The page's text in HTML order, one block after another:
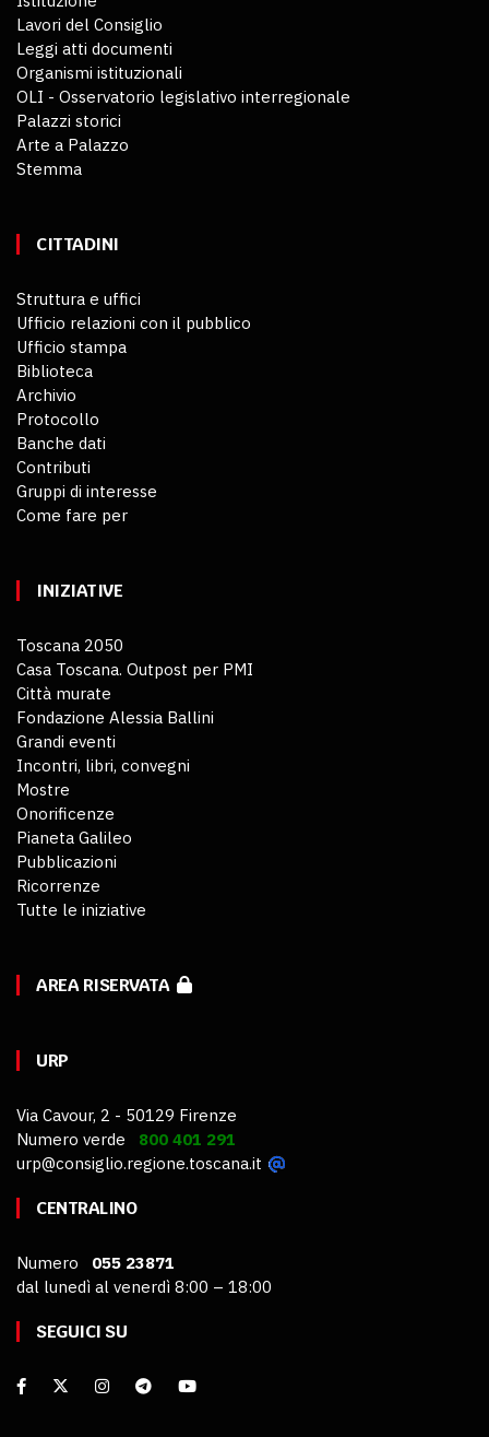
Lavori del Consiglio
Leggi atti documenti
Organismi istituzionali
OLI - Osservatorio legislativo interregionale
Palazzi storici
Arte a Palazzo
Stemma
CITTADINI
Struttura e uffici
Ufficio relazioni con il pubblico
Ufficio stampa
Biblioteca
Archivio
Protocollo
Banche dati
Contributi
Gruppi di interesse
Come fare per
INIZIATIVE
Toscana 2050
Casa Toscana. Outpost per PMI
Città murate
Fondazione Alessia Ballini
Grandi eventi
Incontri, libri, convegni
Mostre
Onorificenze
Pianeta Galileo
Pubblicazioni
Ricorrenze
Tutte le iniziative
AREA RISERVATA
URP
Via Cavour, 2 - 50129 Firenze
Numero verde 800 401 291
urp@consiglio.regione.toscana.it
CENTRALINO
Numero 055 23871
dal lunedì al venerdì 8:00 – 18:00
SEGUICI SU